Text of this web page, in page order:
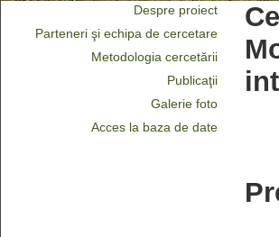
Despre proiect
Parteneri şi echipa de cercetare
Metodologia cercetării
Publicaţii
Galerie foto
Acces la baza de date